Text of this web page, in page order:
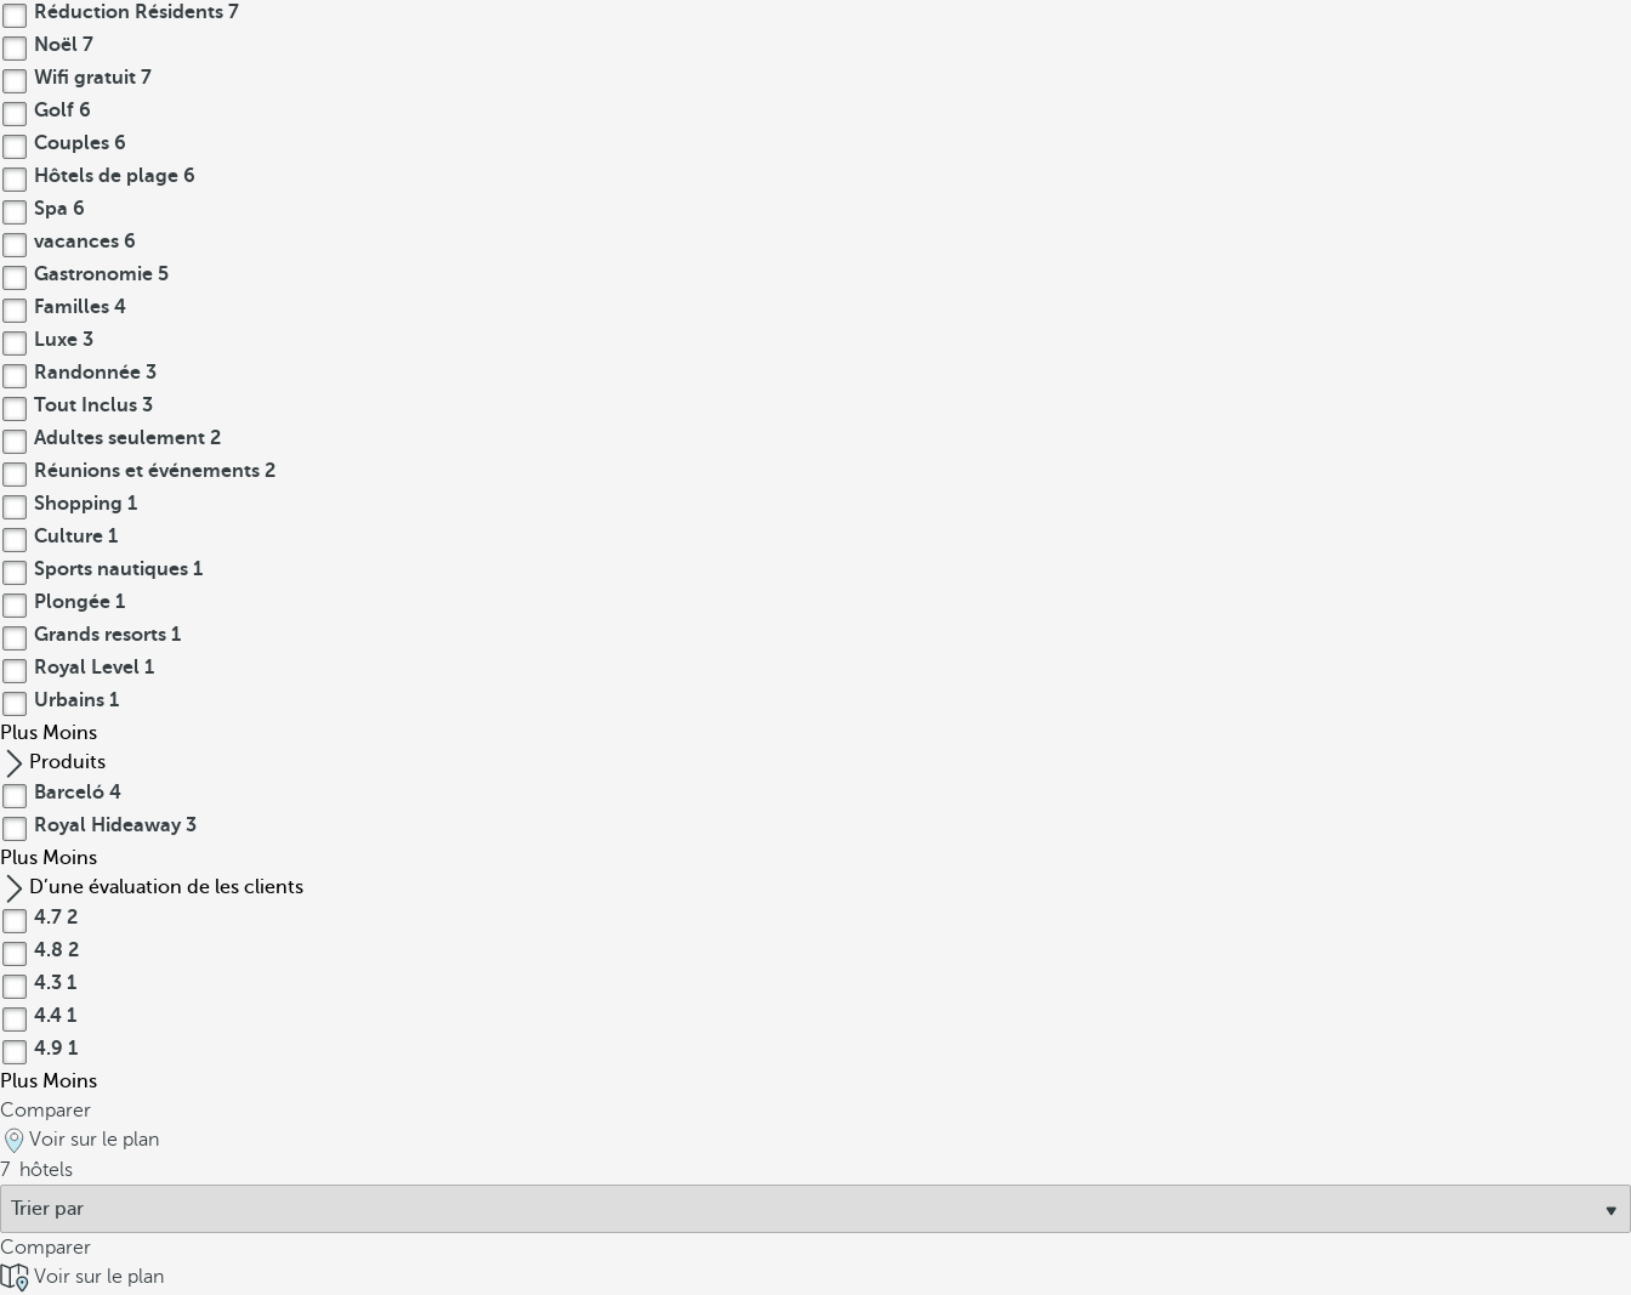
Réduction Résidents 7
Noël 7
Wifi gratuit 7
Golf 6
Couples 6
Hôtels de plage 6
Spa 6
vacances 6
Gastronomie 5
Familles 4
Luxe 3
Randonnée 3
Tout Inclus 3
Adultes seulement 2
Réunions et événements 2
Shopping 1
Culture 1
Sports nautiques 1
Plongée 1
Grands resorts 1
Royal Level 1
Urbains 1
Plus Moins
Produits
Barceló 4
Royal Hideaway 3
Plus Moins
D’une évaluation de les clients
4.7 2
4.8 2
4.3 1
4.4 1
4.9 1
Plus Moins
Comparer
Voir sur le plan
7 hôtels
Comparer
Voir sur le plan